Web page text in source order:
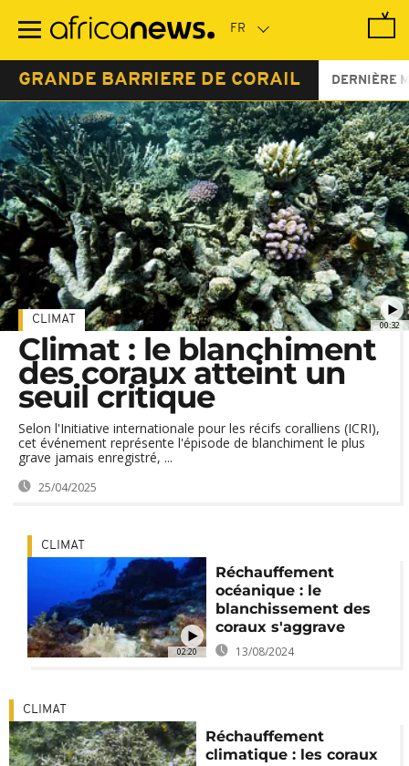
contenu
GRANDE BARRIERE DE CORAIL DERNIÈRE
00:32
CLIMAT
Climat : le blanchiment
des coraux atteint un
seuil critique
Selon l'Initiative internationale pour les récifs coralliens (ICRI),
cet événement représente l'épisode de blanchiment le plus
grave jamais enregistré, ...
25/04/2025
02:20
CLIMAT
Réchauffement
océanique : le
blanchissement des
coraux s'aggrave
13/08/2024
CLIMAT
Réchauffement
climatique : les coraux